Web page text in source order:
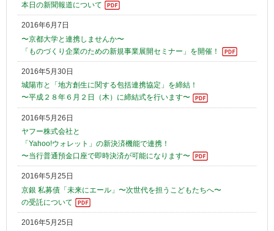
本日の新聞報道について
2016年6月7日
〜京都大学と連携しませんか〜
「ものづくり企業のための新規事業展開セミナー」を開催！
2016年5月30日
城陽市と「地方創生に関する包括連携協定」を締結！
〜平成２８年６月２日（木）に締結式を行います〜
2016年5月26日
ヤフー株式会社と
「Yahoo!ウォレット」の新決済機能で連携！
〜当行普通預金口座で即時決済が可能になります〜
2016年5月25日
京銀 私募債「未来にエール」〜次世代を担うこどもたちへ〜
の受託について
2016年5月25日